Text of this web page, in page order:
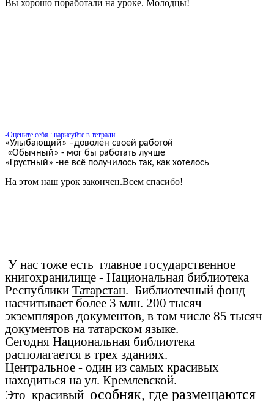
Вы хорошо поработали на уроке. Молодцы!
-Оцените себя : нарисуйте в тетради
«Улыбающий» –доволен своей работой
«Обычный» - мог бы работать лучше
«Грустный» -не всё получилось так, как хотелось
На этом наш урок закончен.Всем спасибо!
У нас тоже есть главное государственное
книгохранилище - Национальная библиотека
Республики Татарстан. Библиотечный фонд
насчитывает более 3 млн. 200 тысяч
экземпляров документов, в том числе 85 тысяч
документов на татарском языке.
Сегодня Национальная библиотека
располагается в трех зданиях.
Центральное - один из самых красивых
находиться на ул. Кремлевской.
Это красивый особняк, где размещаются